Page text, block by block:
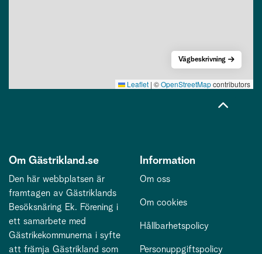
Leaflet | ©OpenStreetMapcontributors
Vägbeskrivning
Om Gästrikland.se
Den här webbplatsen är
framtagen av Gästriklands
Besöksnäring Ek. Förening i
ett samarbete med
Gästrikekommunerna i syfte
att främja Gästrikland som
Information
Om oss
Om cookies
Hållbarhetspolicy
Personuppgiftspolicy